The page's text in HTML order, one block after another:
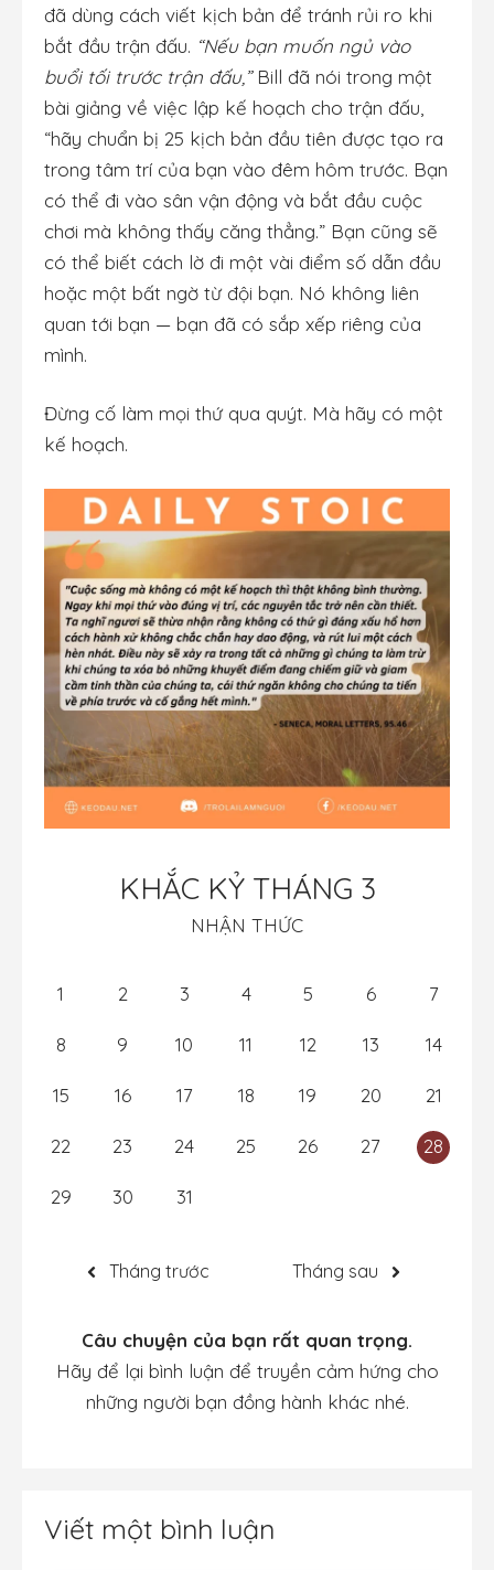
đã dùng cách viết kịch bản để tránh rủi ro khi
bắt đầu trận đấu. “Nếu bạn muốn ngủ vào
buổi tối trước trận đấu,”Bill đã nói trong một
bài giảng về việc lập kế hoạch cho trận đấu,
“hãy chuẩn bị 25 kịch bản đầu tiên được tạo ra
trong tâm trí của bạn vào đêm hôm trước. Bạn
có thể đi vào sân vận động và bắt đầu cuộc
chơi mà không thấy căng thẳng.” Bạn cũng sẽ
có thể biết cách lờ đi một vài điểm số dẫn đầu
hoặc một bất ngờ từ đội bạn. Nó không liên
quan tới bạn — bạn đã có sắp xếp riêng của
mình.
Đừng cố làm mọi thứ qua quýt. Mà hãy có một
kế hoạch.
KHẮC KỶ THÁNG 3
NHẬN THỨC
1 2 3 4 5 6 7
8 9 10 11 12 13 14
15 16 17 18 19 20 21
22 23 24 25 26 27 28
29 30 31
Tháng trước Tháng sau
Câu chuyện của bạn rất quan trọng.
Hãy để lại bình luận để truyền cảm hứng cho
những người bạn đồng hành khác nhé.
Viết một bình luận